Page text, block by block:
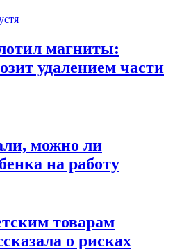
магниты:
удалением части
можно ли
на работу
товарам
о рисках